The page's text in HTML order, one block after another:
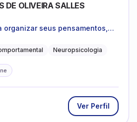
DE OLIVEIRA SALLES
organizar seus pensamentos,
com uma terapia
Neuropsicologia
Ver Perfil